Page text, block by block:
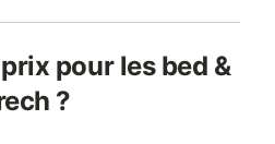
pour les bed &
?